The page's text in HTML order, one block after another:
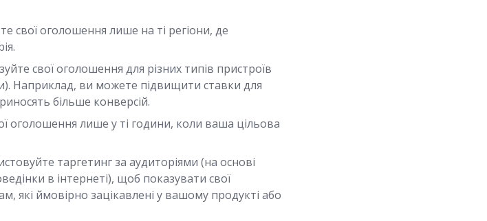
свої оголошення лише на ті регіони, де
свої оголошення для різних типів пристроїв
Наприклад, ви можете підвищити ставки для
більше конверсій.
оголошення лише у ті години, коли ваша цільова
таргетинг за аудиторіями (на основі
в інтернеті), щоб показувати свої
які ймовірно зацікавлені у вашому продукті або